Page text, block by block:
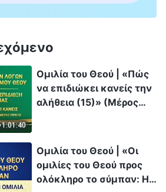
1:01:40
Ομιλία του Θεού | «Πώς
να επιδιώκει κανείς την
αλήθεια (15)» (Μέρος
Ομιλία του Θεού | «Οι
ομιλίες του Θεού προς
ολόκληρο το σύμπαν: Η